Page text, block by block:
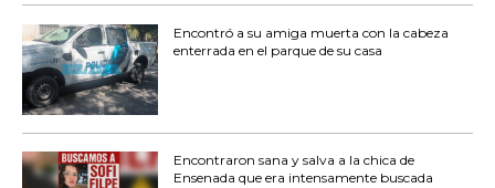
Encontró a su amiga muerta con la cabeza
enterrada en el parque de su casa
Encontraron sana y salva a la chica de
Ensenada que era intensamente buscada